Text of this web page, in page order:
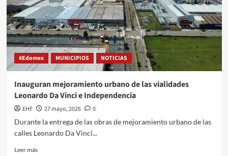
#Edomex MUNICIPIOS NOTICIAS
Inauguran mejoramiento urbano de las vialidades
Leonardo Da Vinci e Independencia
EHF 27 mayo, 2026
0
Durante la entrega de las obras de mejoramiento urbano de las
calles Leonardo Da Vinci...
Leer más